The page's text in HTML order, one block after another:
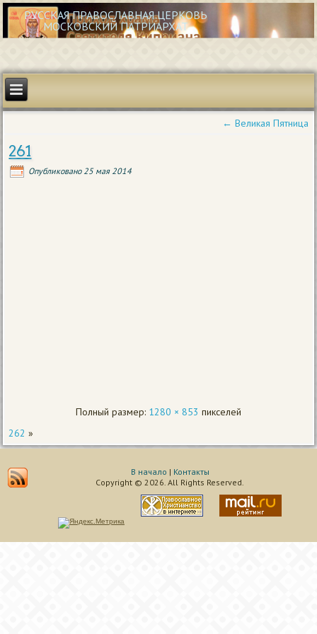
РУССКАЯ ПРАВОСЛАВНАЯ ЦЕРКОВЬ
МОСКОВСКИЙ ПАТРИАРХАТ
← Великая Пятница
261
Опубликовано 25 мая 2014
Полный размер: 1280 × 853 пикселей
262 »
В начало | Контакты
Copyright © 2026. All Rights Reserved.